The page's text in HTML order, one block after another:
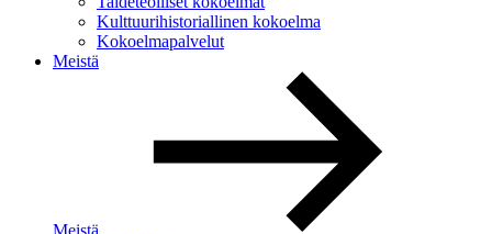
Kulttuurihistoriallinen kokoelma
Kokoelmapalvelut
Meistä
Meistä